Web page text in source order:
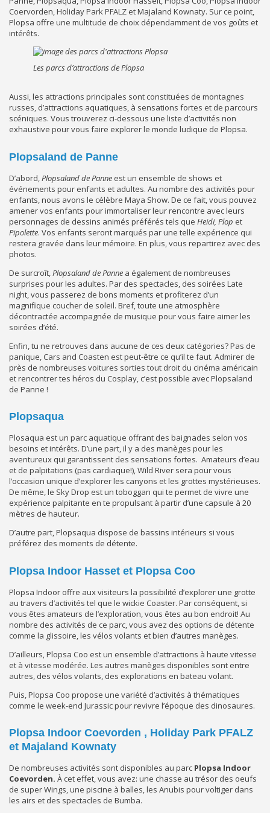
Coervorden, Holiday Park PFALZ et Majaland Kownaty. Sur ce point,
Plopsa offre une multitude de choix dépendamment de vos goûts et
intérêts.
Les parcs d’attractions de Plopsa
Aussi, les attractions principales sont constituées de montagnes
russes, d’attractions aquatiques, à sensations fortes et de parcours
scéniques. Vous trouverez ci-dessous une liste d’activités non
exhaustive pour vous faire explorer le monde ludique de Plopsa.
Plopsaland de Panne
D’abord,Plopsaland de Panne est un ensemble de shows et
événements pour enfants et adultes. Au nombre des activités pour
enfants, nous avons le célèbre Maya Show. De ce fait, vous pouvez
amener vos enfants pour immortaliser leur rencontre avec leurs
personnages de dessins animés préférés tels que Heidi, Plop et
Pipolette. Vos enfants seront marqués par une telle expérience qui
restera gravée dans leur mémoire. En plus, vous repartirez avec des
photos.
De surcroît,Plopsaland de Panne a également de nombreuses
surprises pour les adultes. Par des spectacles, des soirées Late
night, vous passerez de bons moments et profiterez d’un
magnifique coucher de soleil. Bref, toute une atmosphère
décontractée accompagnée de musique pour vous faire aimer les
soirées d’été.
Enfin, tu ne retrouves dans aucune de ces deux catégories? Pas de
panique, Cars and Coasten est peut-être ce qu’il te faut. Admirer de
près de nombreuses voitures sorties tout droit du cinéma américain
et rencontrer tes héros du Cosplay, c’est possible avec Plopsaland
de Panne !
Plopsaqua
Plosaqua est un parc aquatique offrant des baignades selon vos
besoins et intérêts. D’une part, il y a des manèges pour les
aventureux qui garantissent des sensations fortes. Amateurs d’eau
et de palpitations (pas cardiaque!), Wild River sera pour vous
l’occasion unique d’explorer les canyons et les grottes mystérieuses.
De même, le Sky Drop est un toboggan qui te permet de vivre une
expérience palpitante en te propulsant à partir d’une capsule à 20
mètres de hauteur.
D’autre part, Plopsaqua dispose de bassins intérieurs si vous
préférez des moments de détente.
Plopsa Indoor Hasset et Plopsa Coo
Plopsa Indoor offre aux visiteurs la possibilité d’explorer une grotte
au travers d’activités tel que le wickie Coaster. Par conséquent, si
vous êtes amateurs de l’exploration, vous êtes au bon endroit! Au
nombre des activités de ce parc, vous avez des options de détente
comme la glissoire, les vélos volants et bien d’autres manèges.
D’ailleurs, Plopsa Coo est un ensemble d’attractions à haute vitesse
et à vitesse modérée. Les autres manèges disponibles sont entre
autres, des vélos volants, des explorations en bateau volant.
Puis, Plopsa Coo propose une variété d’activités à thématiques
comme le week-end Jurassic pour revivre l’époque des dinosaures.
Plopsa Indoor Coevorden , Holiday Park PFALZ
et Majaland Kownaty
De nombreuses activités sont disponibles au parc Plopsa Indoor
Coevorden. À cet effet, vous avez: une chasse au trésor des oeufs
de super Wings, une piscine à balles, les Anubis pour voltiger dans
les airs et des spectacles de Bumba.